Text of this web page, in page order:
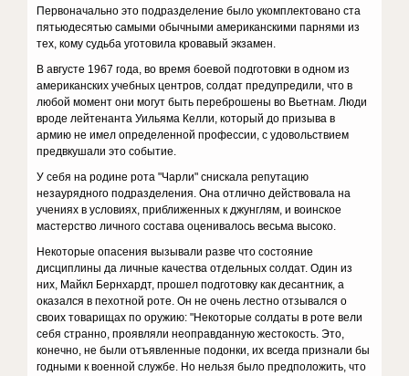
Первоначально это подразделение было укомплектовано ста
пятьюдесятью самыми обычными американскими парнями из
тех, кому судьба уготовила кровавый экзамен.
В августе 1967 года, во время боевой подготовки в одном из
американских учебных центров, солдат предупредили, что в
любой момент они могут быть переброшены во Вьетнам. Люди
вроде лейтенанта Уильяма Келли, который до призыва в
армию не имел определенной профессии, с удовольствием
предвкушали это событие.
У себя на родине рота "Чарли" снискала репутацию
незаурядного подразделения. Она отлично действовала на
учениях в условиях, приближенных к джунглям, и воинское
мастерство личного состава оценивалось весьма высоко.
Некоторые опасения вызывали разве что состояние
дисциплины да личные качества отдельных солдат. Один из
них, Майкл Бернхардт, прошел подготовку как десантник, а
оказался в пехотной роте. Он не очень лестно отзывался о
своих товарищах по оружию: "Некоторые солдаты в роте вели
себя странно, проявляли неоправданную жестокость. Это,
конечно, не были отъявленные подонки, их всегда признали бы
годными к военной службе. Но нельзя было предположить, что